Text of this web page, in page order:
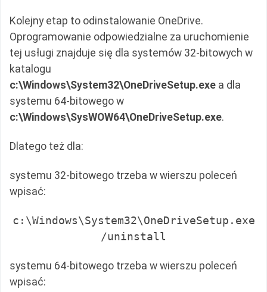
Kolejny etap to odinstalowanie OneDrive.
Oprogramowanie odpowiedzialne za uruchomienie
tej usługi znajduje się dla systemów 32-bitowych w
katalogu
c:\Windows\System32\OneDriveSetup.exe a dla
systemu 64-bitowego w
c:\Windows\SysWOW64\OneDriveSetup.exe.
Dlatego też dla:
systemu 32-bitowego trzeba w wierszu poleceń
wpisać:
c:\Windows\System32\OneDriveSetup.exe
/uninstall
systemu 64-bitowego trzeba w wierszu poleceń
wpisać: